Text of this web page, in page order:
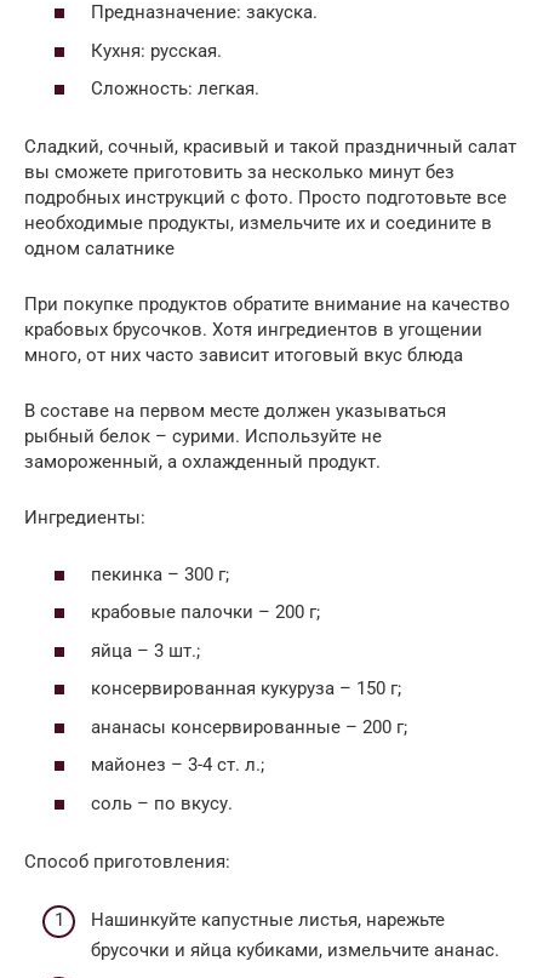
Предназначение: закуска.
Кухня: русская.
Сложность: легкая.
Сладкий, сочный, красивый и такой праздничный салат
вы сможете приготовить за несколько минут без
подробных инструкций с фото. Просто подготовьте все
необходимые продукты, измельчите их и соедините в
одном салатнике
При покупке продуктов обратите внимание на качество
крабовых брусочков. Хотя ингредиентов в угощении
много, от них часто зависит итоговый вкус блюда
В составе на первом месте должен указываться
рыбный белок – сурими. Используйте не
замороженный, а охлажденный продукт.
Ингредиенты:
пекинка – 300 г;
крабовые палочки – 200 г;
яйца – 3 шт.;
консервированная кукуруза – 150 г;
ананасы консервированные – 200 г;
майонез – 3-4 ст. л.;
соль – по вкусу.
Способ приготовления:
Нашинкуйте капустные листья, нарежьте
брусочки и яйца кубиками, измельчите ананас.